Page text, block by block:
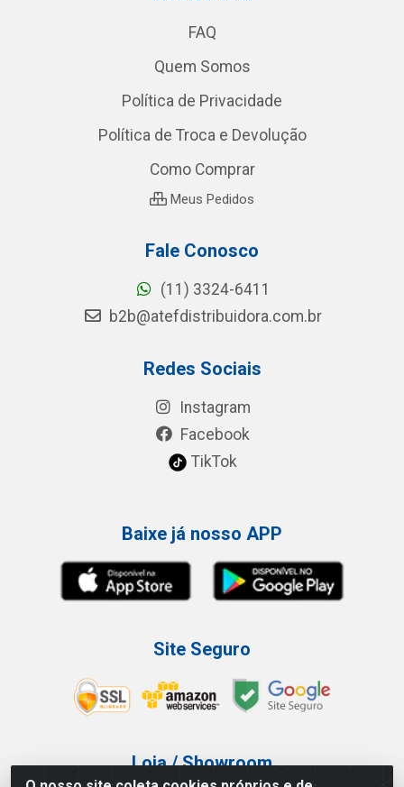
FAQ
Quem Somos
Política de Privacidade
Política de Troca e Devolução
Como Comprar
Meus Pedidos
Fale Conosco
(11) 3324-6411
b2b@atefdistribuidora.com.br
Redes Sociais
Instagram
Facebook
TikTok
Baixe já nosso APP
Site Seguro
Loja / Showroom